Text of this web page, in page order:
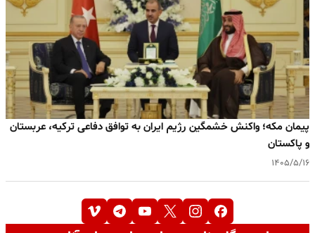
پیمان مکه؛ واکنش خشمگین رژیم ایران به توافق دفاعی ترکیه، عربستان
و پاکستان
۱۴۰۵/۵/۱۶